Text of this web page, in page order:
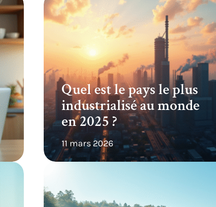
Quel est le pays le plus
industrialisé au monde
en 2025 ?
11 mars 2026